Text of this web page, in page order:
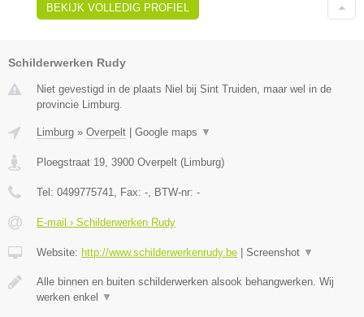
BEKIJK VOLLEDIG PROFIEL
Schilderwerken Rudy
Niet gevestigd in de plaats Niel bij Sint Truiden, maar wel in de
provincie Limburg.
Limburg » Overpelt | Google maps ▼
Ploegstraat 19 3900 Overpelt (Limburg)
Tel: 0499775741 , Fax: - , BTW-nr: -
E-mail › Schilderwerken Rudy
Website: http://www.schilderwerkenrudy.be | Screenshot ▼
Alle binnen en buiten schilderwerken alsook behangwerken. Wij
werken enkel ▼